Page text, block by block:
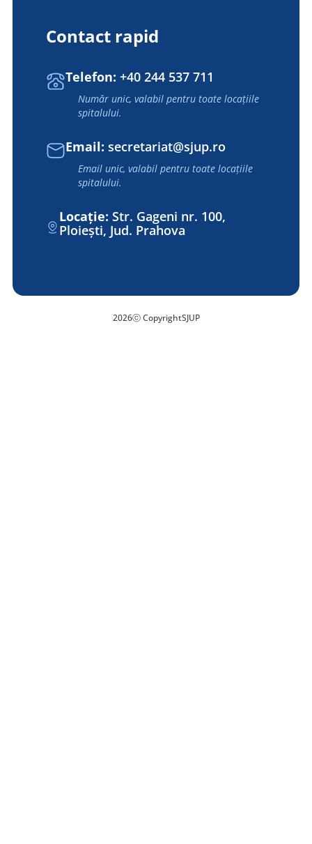
Contact rapid
Telefon: +40 244 537 711
Număr unic, valabil pentru toate locațiile
spitalului.
Email: secretariat@sjup.ro
Email unic, valabil pentru toate locațiile
spitalului.
Locație: Str. Gageni nr. 100,
Ploiești, Jud. Prahova
2026ⓒ CopyrightSJUP